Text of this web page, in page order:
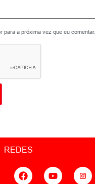
para a próxima vez que eu comentar.
REDES